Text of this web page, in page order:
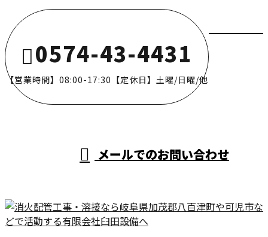
0574-43-4431
【営業時間】08:00-17:30【定休日】土曜/日曜/他
メールでのお問い合わせ